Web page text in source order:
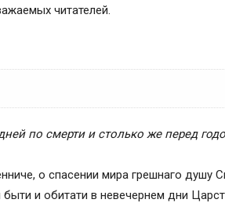
читателей.
за единоумершего
по смерти и столько же перед
о спасении мира грешнаго душу
и обитати в невечернем дни